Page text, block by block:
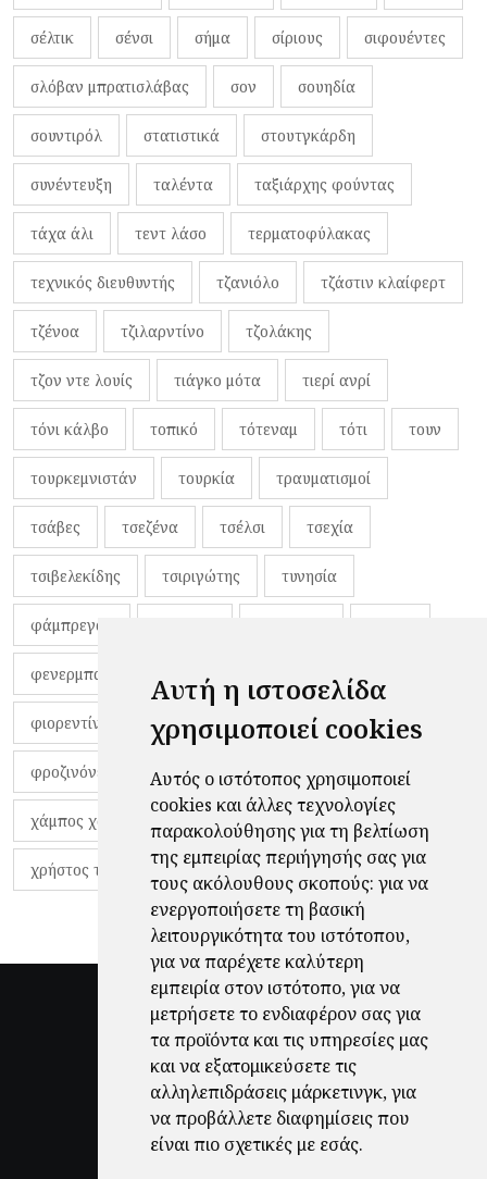
Αυτή η ιστοσελίδα
χρησιμοποιεί cookies
Αυτός ο ιστότοπος χρησιμοποιεί
cookies και άλλες τεχνολογίες
παρακολούθησης για τη βελτίωση
της εμπειρίας περιήγησής σας για
τους ακόλουθους σκοπούς: για να
ενεργοποιήσετε τη βασική
λειτουργικότητα του ιστότοπου,
για να παρέχετε καλύτερη
εμπειρία στον ιστότοπο,για να
μετρήσετε το ενδιαφέρον σας για
τα προϊόντα και τις υπηρεσίες μας
και να εξατομικεύσετε τις
αλληλεπιδράσεις μάρκετινγκ,για
να προβάλλετε διαφημίσεις που
είναι πιο σχετικές με εσάς.
σέλτικ σένσι σήμα σίριους σιφουέντες
σλόβαν μπρατισλάβας σον σουηδία
σουντιρόλ στατιστικά στουτγκάρδη
συνέντευξη ταλέντα ταξιάρχης φούντας
τάχα άλι τεντ λάσο τερματοφύλακας
τεχνικός διευθυντής τζανιόλο τζάστιν κλαίφερτ
τζένοα τζιλαρντίνο τζολάκης
τζον ντε λουίς τιάγκο μότα τιερί ανρί
τόνι κάλβο τοπικό τότεναμ τότι τουν
τουρκεμνιστάν τουρκία τραυματισμοί
τσάβες τσεζένα τσέλσι τσεχία
τσιβελεκίδης τσιριγώτης τυνησία
φάμπρεγας
φενερμπαχτσέ φερνάντο τόρες φίλαθλοι
φιορεντίνα φιρμίνο φρανκ ντε μπουρ
φροζινόνε φωκικός χαβίτο
χάμπος χαραλάμπους χάρι πότερ
χρήστος τζόλης